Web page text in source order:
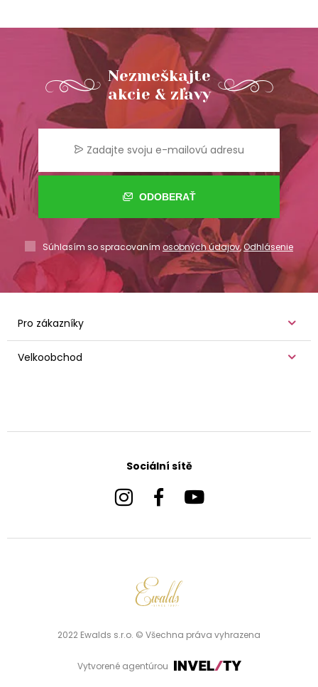
Nezmeškajte
akcie & zľavy
ODOBERAŤ
Súhlasím so spracovaním osobných údajov,Odhlásenie
Pro zákazníky
Velkoobchod
Sociální sítě
2022 Ewalds s.r.o. © Všechna práva vyhrazena
Vytvorené agentúrou